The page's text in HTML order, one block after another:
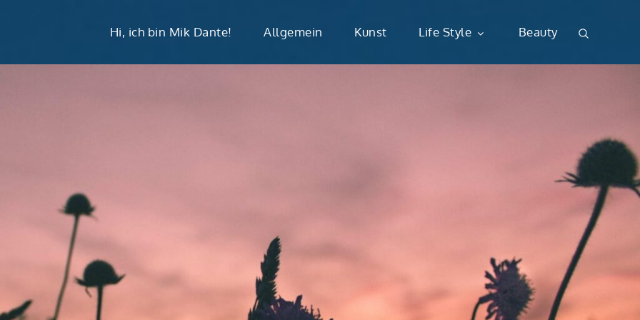
Hi, ich bin Mik Dante! Allgemein Kunst Life Style Beauty